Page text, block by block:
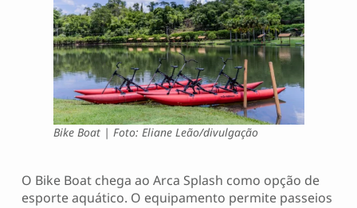
Bike Boat | Foto: Eliane Leão/divulgação
O Bike Boat chega ao Arca Splash como opção de
esporte aquático. O equipamento permite passeios